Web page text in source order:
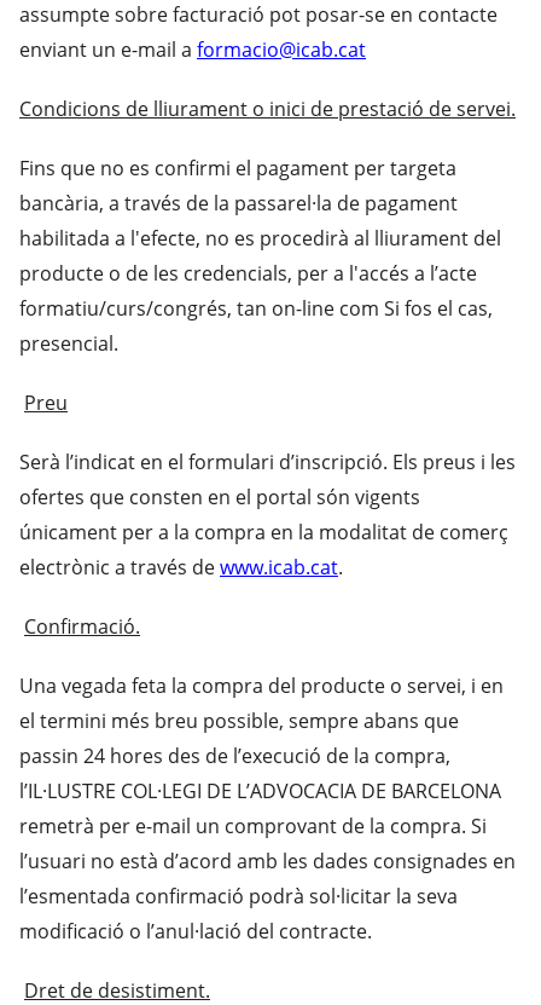
assumpte sobre facturació pot posar-se en contacte
enviant un e-mail a formacio@icab.cat
Condicions de lliurament o inici de prestació de servei.
Fins que no es confirmi el pagament per targeta
bancària, a través de la passarel·la de pagament
habilitada a l'efecte, no es procedirà al lliurament del
producte o de les credencials, per a l'accés a l’acte
formatiu/curs/congrés, tan on-line com Si fos el cas,
presencial.
Preu
Serà l’indicat en el formulari d’inscripció. Els preus i les
ofertes que consten en el portal són vigents
únicament per a la compra en la modalitat de comerç
electrònic a través dewww.icab.cat.
Confirmació.
Una vegada feta la compra del producte o servei, i en
el termini més breu possible, sempre abans que
passin 24 hores des de l’execució de la compra,
l’IL·LUSTRE COL·LEGI DE L’ADVOCACIA DE BARCELONA
remetrà per e-mail un comprovant de la compra. Si
l’usuari no està d’acord amb les dades consignades en
l’esmentada confirmació podrà sol·licitar la seva
modificació o l’anul·lació del contracte.
Dret de desistiment.